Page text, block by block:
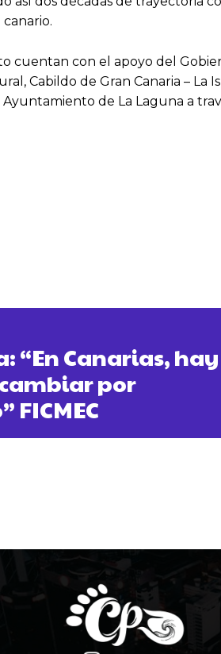
cuentan con el apoyo del
Cabildo de Gran Canaria – La
de La Laguna a
“En Canarias, hay
por